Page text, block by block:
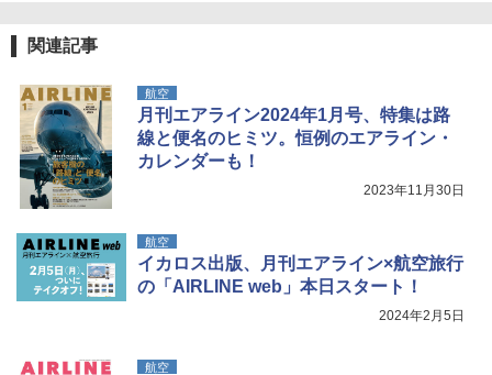
関連記事
航空
月刊エアライン2024年1月号、特集は路
線と便名のヒミツ。恒例のエアライン・
カレンダーも！
2023年11月30日
航空
イカロス出版、月刊エアライン×航空旅行
の「AIRLINE web」本日スタート！
2024年2月5日
航空